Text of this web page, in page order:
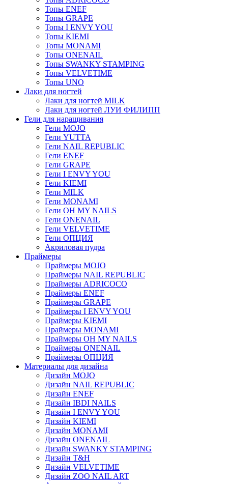
Топы ENEF
Топы GRAPE
Топы I ENVY YOU
Топы KIEMI
Топы MONAMI
Топы ONENAIL
Топы SWANKY STAMPING
Топы VELVETIME
Топы UNO
Лаки для ногтей
Лаки для ногтей MILK
Лаки для ногтей ЛУИ ФИЛИПП
Гели для наращивания
Гели MOJO
Гели YUTTA
Гели NAIL REPUBLIC
Гели ENEF
Гели GRAPE
Гели I ENVY YOU
Гели KIEMI
Гели MILK
Гели MONAMI
Гели OH MY NAILS
Гели ONENAIL
Гели VELVETIME
Гели ОПЦИЯ
Акриловая пудра
Праймеры
Праймеры MOJO
Праймеры NAIL REPUBLIC
Праймеры ADRICOCO
Праймеры ENEF
Праймеры GRAPE
Праймеры I ENVY YOU
Праймеры KIEMI
Праймеры MONAMI
Праймеры OH MY NAILS
Праймеры ONENAIL
Праймеры ОПЦИЯ
Материалы для дизайна
Дизайн MOJO
Дизайн NAIL REPUBLIC
Дизайн ENEF
Дизайн IBDI NAILS
Дизайн I ENVY YOU
Дизайн KIEMI
Дизайн MONAMI
Дизайн ONENAIL
Дизайн SWANKY STAMPING
Дизайн T&H
Дизайн VELVETIME
Дизайн ZOO NAIL ART